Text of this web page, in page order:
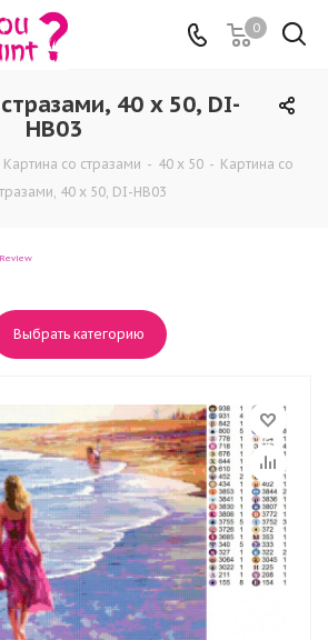
0
40 x 50, DI-
HB03
Картина со стразами - 40 x 50 - Картина со
40 x 50, DI-HB03
Выбрать категорию